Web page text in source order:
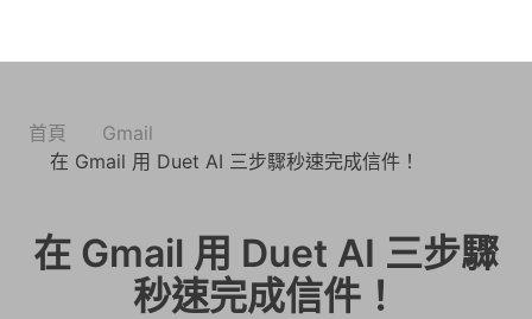
首頁
Gmail
在 Gmail 用 Duet AI 三步驟秒速完成信件！
在 Gmail 用 Duet AI 三步驟
秒速完成信件！